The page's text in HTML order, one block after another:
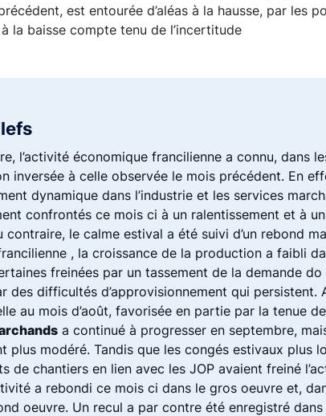
est entourée d’aléas à la hausse, par les
la baisse compte tenu de l’incertitude
l’activité économique francilienne a connu, dans
inversée à celle observée le mois précédent. En
dynamique dans l’industrie et les services
confrontés ce mois ci à un ralentissement et à
contraire, le calme estival a été suivi d’un rebond
, la croissance de la production a faibli
freinées par un tassement de la demande do
des difficultés d’approvisionnement qui persistent.
au mois d’août, favorisée en partie par la tenue
a continué à progresser en septembre,
plus modéré. Tandis que les congés estivaux plus
de chantiers en lien avec les JOP avaient freiné
a rebondi ce mois ci dans le gros oeuvre et,
oeuvre. Un recul a par contre été enregistré dans